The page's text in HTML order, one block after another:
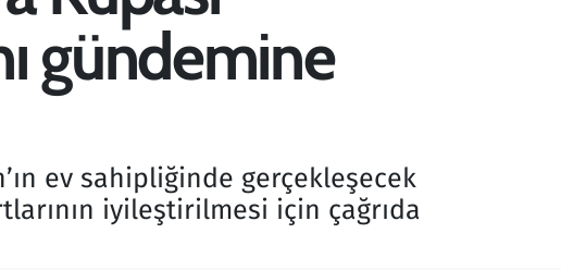
gündemine
ev sahipliğinde gerçekleşecek
iyileştirilmesi için çağrıda